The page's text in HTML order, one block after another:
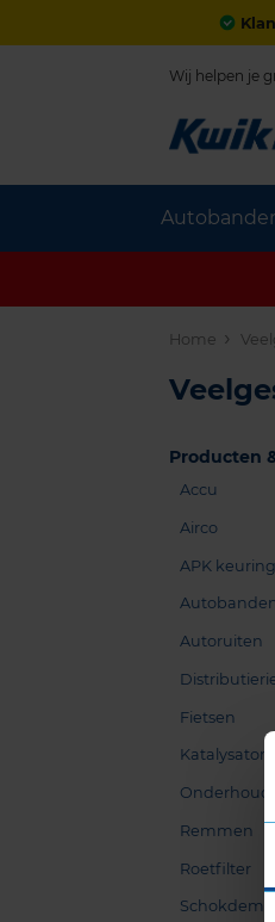
Wij helpen je
Home
Producten
Accu
Airco
APK keuring
Autoruiten
Fietsen
Katalysator
Onderhoud
Remmen
Roetfilter